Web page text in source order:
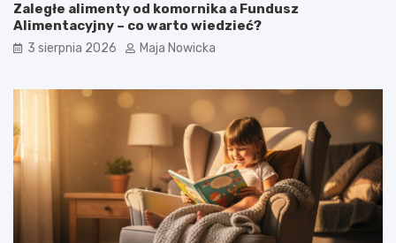
Zaległe alimenty od komornika a Fundusz
Alimentacyjny – co warto wiedzieć?
3 sierpnia 2026 Maja Nowicka